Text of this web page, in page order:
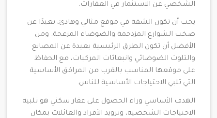
الشخصي عن الاستثمار في العقارات.
يجب أن تكون الشقة في موقع مثالي وهادئ، بعيدًا عن
صخب الشوارع المزدحمة والضوضاء المزعجة. ومن
الأفضل أن تكون الطرق الرئيسية بعيدة عن المصانع
والتلوث الضوضائي وانبعاثات المركبات، مع الحفاظ
على موقعها المناسب بالقرب من المرافق الأساسية
التي تلبي الاحتياجات الأساسية للناس.
الهدف الأساسي وراء الحصول على عقار سكني هو تلبية
الاحتياجات الشخصية، وتزويد الأفراد والعائلات بمكان